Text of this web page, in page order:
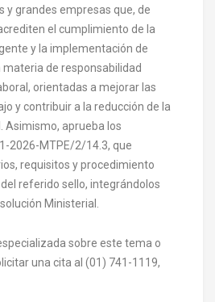
y grandes empresas que, de
el cumplimiento de la
y la implementación de
materia de responsabilidad
orientadas a mejorar las
y contribuir a la reducción de la
Asimismo, aprueba los
2026-MTPE/2/14.3, que
requisitos y procedimiento
referido sello, integrándolos
Ministerial.
sobre este tema o
una cita al (01) 741-1119,